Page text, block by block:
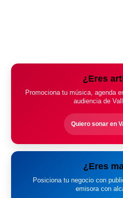
¿Eres
Promociona tu música, agenda
audiencia de
Quiero sonar en
¿Eres
Posiciona tu negocio con
emisora con